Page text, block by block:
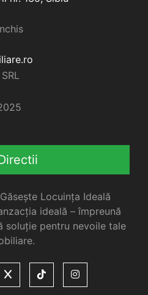
Locuința Ideală
ideală – împreună
soluție pentru nevoile tale